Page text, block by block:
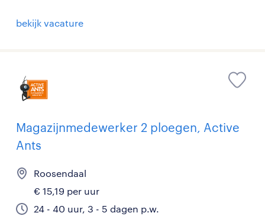
bekijk vacature
Magazijnmedewerker 2 ploegen, Active
Ants
Roosendaal
€ 15,19 per uur
24 - 40 uur, 3 - 5 dagen p.w.